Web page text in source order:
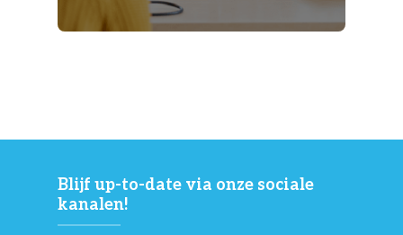
Blijf up-to-date via onze sociale
kanalen!